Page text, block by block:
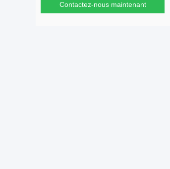
Contactez-nous maintenant